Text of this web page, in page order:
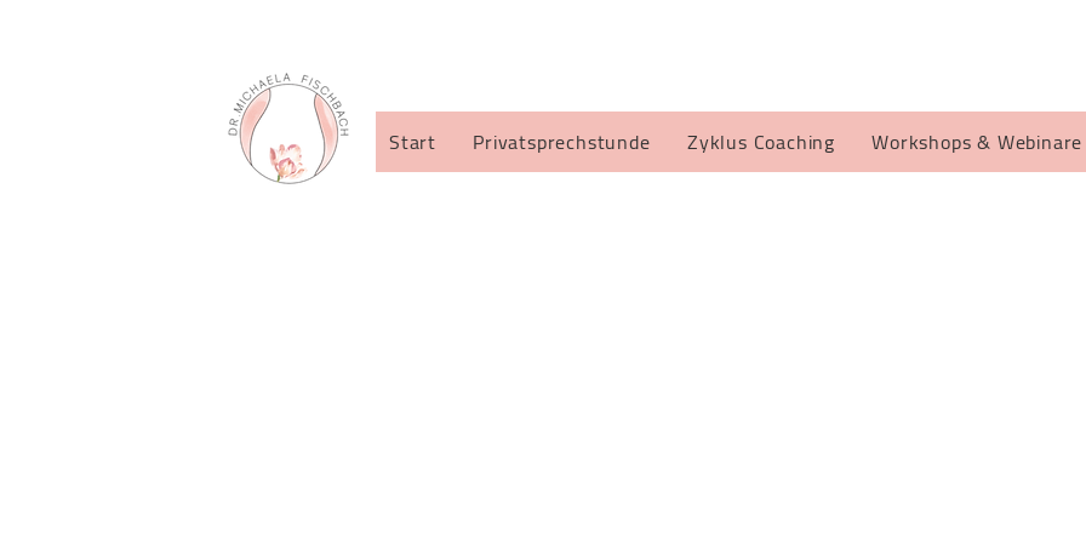
Start Privatsprechstunde Zyklus Coaching Workshops & Webinare